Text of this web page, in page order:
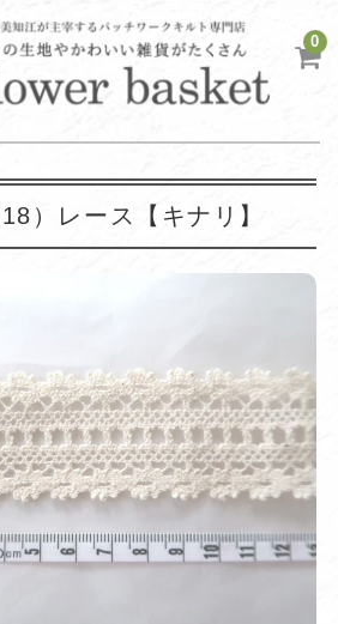
0
）レース【キナリ】